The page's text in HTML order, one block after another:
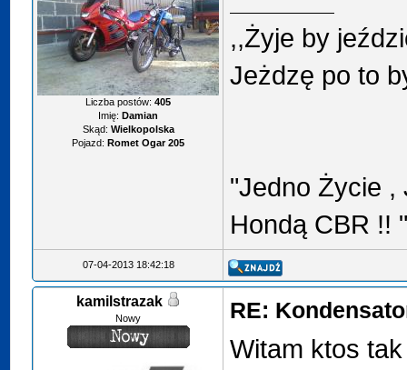
Liczba postów:405
Imię: Damian
Skąd: Wielkopolska
Pojazd: Romet Ogar 205
,,Żyje by
Jeżdzę po to
"Jedno Życie ,
Hondą CBR !!
07-04-2013 18:42:18
kamilstrazak
Nowy RE:
Witam ktos tak